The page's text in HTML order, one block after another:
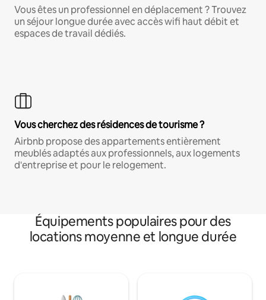
Vous êtes un professionnel en déplacement ? Trouvez
un séjour longue durée avec accès wifi haut débit et
espaces de travail dédiés.
Vous cherchez des résidences de tourisme ?
Airbnb propose des appartements entièrement
meublés adaptés aux professionnels, aux logements
d'entreprise et pour le relogement.
Équipements populaires pour des
locations moyenne et longue durée